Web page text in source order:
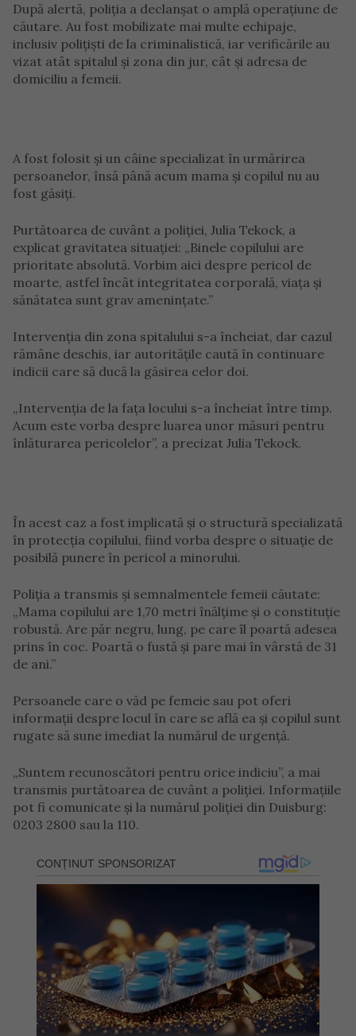
După alertă, poliția a declanșat o amplă operațiune de
căutare. Au fost mobilizate mai multe echipaje,
inclusiv polițiști de la criminalistică, iar verificările au
vizat atât spitalul și zona din jur, cât și adresa de
domiciliu a femeii.
A fost folosit și un câine specializat în urmărirea
persoanelor, însă până acum mama și copilul nu au
fost găsiți.
Purtătoarea de cuvânt a poliției, Julia Tekock, a
explicat gravitatea situației: „Binele copilului are
prioritate absolută. Vorbim aici despre pericol de
moarte, astfel încât integritatea corporală, viața și
sănătatea sunt grav amenințate.”
Intervenția din zona spitalului s-a încheiat, dar cazul
rămâne deschis, iar autoritățile caută în continuare
indicii care să ducă la găsirea celor doi.
„Intervenția de la fața locului s-a încheiat între timp.
Acum este vorba despre luarea unor măsuri pentru
înlăturarea pericolelor”, a precizat Julia Tekock.
În acest caz a fost implicată și o structură specializată
în protecția copilului, fiind vorba despre o situație de
posibilă punere în pericol a minorului.
Poliția a transmis și semnalmentele femeii căutate:
„Mama copilului are 1,70 metri înălțime și o constituție
robustă. Are păr negru, lung, pe care îl poartă adesea
prins în coc. Poartă o fustă și pare mai în vârstă de 31
de ani.”
Persoanele care o văd pe femeie sau pot oferi
informații despre locul în care se află ea și copilul sunt
rugate să sune imediat la numărul de urgență.
„Suntem recunoscători pentru orice indiciu”, a mai
transmis purtătoarea de cuvânt a poliției. Informațiile
pot fi comunicate și la numărul poliției din Duisburg:
0203 2800 sau la 110.